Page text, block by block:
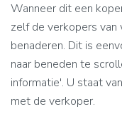
Wanneer dit een
zelf de verkopers
benaderen. Dit is
naar beneden te
informatie'. U staat
met de verkoper.